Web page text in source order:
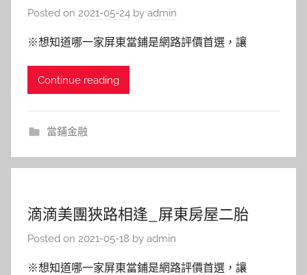
Posted on 2021-05-24 by admin
※想知道哪一家屏東當鋪是網路評價首選，讓
Continue reading
當鋪金融
滴滴美團狹路相逢_屏東房屋二胎
Posted on 2021-05-18 by admin
※想知道哪一家屏東當鋪是網路評價首選，讓